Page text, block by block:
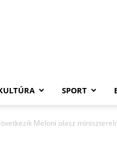
SPORT
Meloni olasz